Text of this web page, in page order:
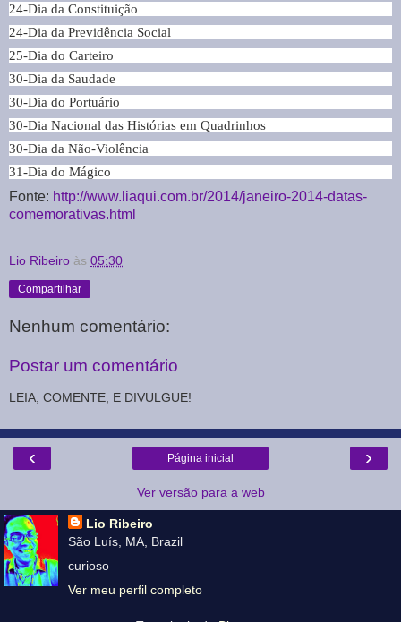
24-Dia da Constituição
24-Dia da Previdência Social
25-Dia do Carteiro
30-Dia da Saudade
30-Dia do Portuário
30-Dia Nacional das Histórias em Quadrinhos
30-Dia da Não-Violência
31-Dia do Mágico
Fonte: http://www.liaqui.com.br/2014/janeiro-2014-datas-
comemorativas.html
Lio Ribeiro às 05:30
Compartilhar
Nenhum comentário:
Postar um comentário
LEIA, COMENTE, E DIVULGUE!
‹ ›
Página inicial
Ver versão para a web
Lio Ribeiro
São Luís, MA, Brazil
curioso
Ver meu perfil completo